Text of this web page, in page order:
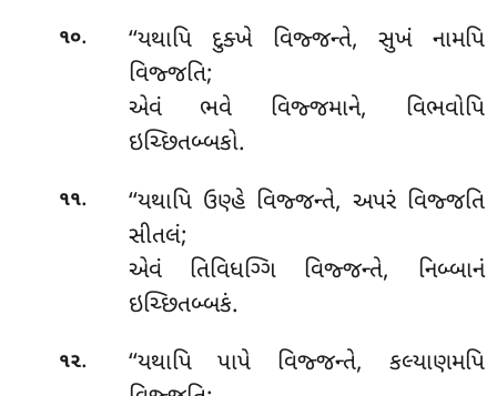
૧૦.
‘‘યથાપિ દુક્ખે વિજ્જન્તે, સુખં નામપિ
વિજ્જતિ;
એવં ભવે વિજ્જમાને, વિભવોપિ
ઇચ્છિતબ્બકો.
૧૧.
‘‘યથાપિ ઉણ્હે વિજ્જન્તે, અપરં વિજ્જતિ
સીતલં;
એવં તિવિધગ્ગિ વિજ્જન્તે, નિબ્બાનં
ઇચ્છિતબ્બકં.
૧૨.
‘‘યથાપિ પાપે વિજ્જન્તે, કલ્યાણમપિ